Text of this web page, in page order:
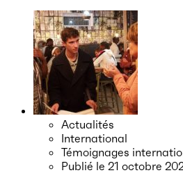
Actualités
International
Témoignages
Publié le 21 octobre